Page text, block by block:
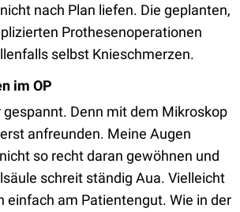
nach Plan liefen. Die geplanten,
Prothesenoperationen
selbst Knieschmerzen.
im OP
Denn mit dem Mikroskop
anfreunden. Meine Augen
so recht daran gewöhnen und
schreit ständig Aua. Vielleicht
einfach am Patientengut. Wie in der